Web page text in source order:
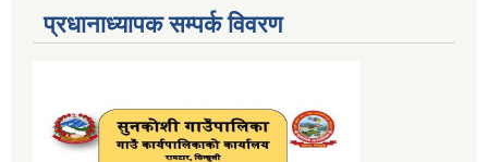
प्रधानाध्यापक सम्पर्क विवरण